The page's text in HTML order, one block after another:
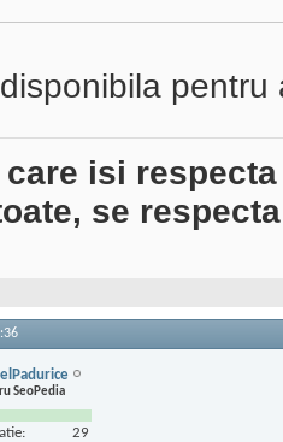
pentru
isi
se
SeoPedia
29